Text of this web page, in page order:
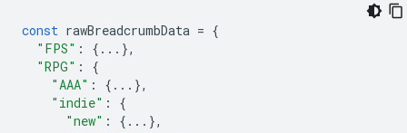
const rawBreadcrumbData = {
"FPS" :
{...},
"RPG" :
{
"AAA" :
{...},
"indie" :
{
"new" :
{...},